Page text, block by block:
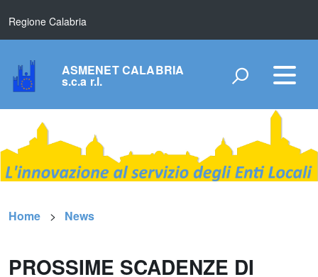
Regione Calabria
ASMENET CALABRIA
s.c.a r.l.
Home News
PROSSIME SCADENZE DI